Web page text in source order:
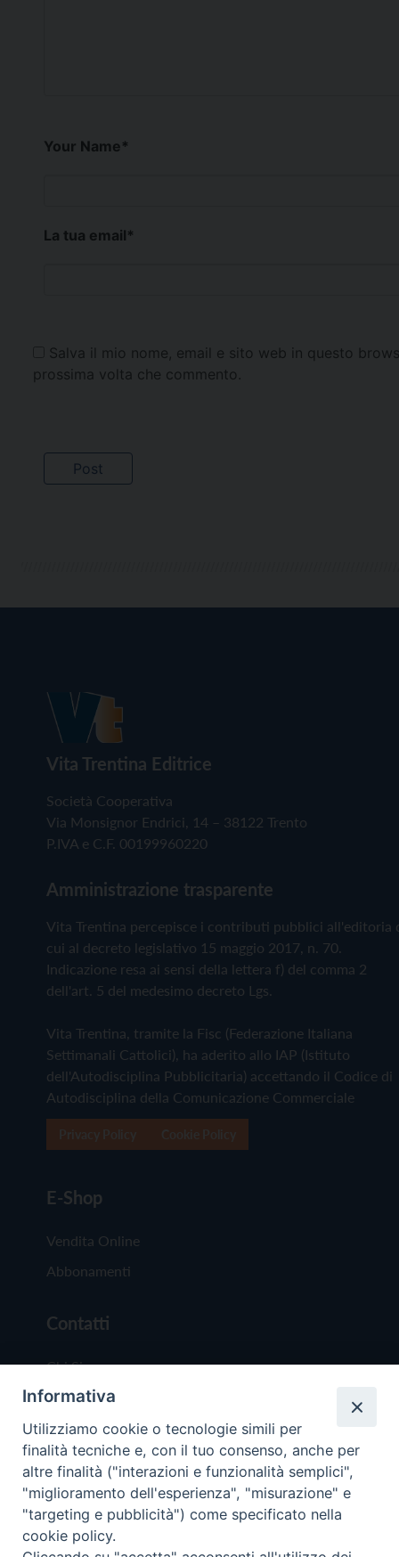
Your Name*
La tua email*
Salva il mio nome, email e sito web in questo
prossima volta che commento.
Vita Trentina Editrice
Società Cooperativa
Via Monsignor Endrici, 14 – 38122 Trento
P.IVA e C.F. 00199960220
Amministrazione trasparente
Vita Trentina percepisce i contributi pubblici all'editoria
cui al decreto legislativo 15 maggio 2017, n. 70.
Indicazione resa ai sensi della lettera f) del comma 2
dell'art. 5 del medesimo decreto Lgs.
Vita Trentina, tramite la Fisc (Federazione Italiana
Settimanali Cattolici), ha aderito allo IAP (Istituto
dell'Autodisciplina Pubblicitaria) accettando il Codice di
Autodisciplina della Comunicazione Commerciale
E-Shop
Vendita Online
Abbonamenti
Contatti
Chi Siamo
Redazione
Scrivici
Copyright © 2019 - Tutti i diritti riservati - Vita
Informativa
Utilizziamo cookie o tecnologie simili per
finalità tecniche e, con il tuo consenso, anche per
altre finalità ("interazioni e funzionalità semplici",
"miglioramento dell'esperienza", "misurazione" e
"targeting e pubblicità") come specificato nella
cookie policy.